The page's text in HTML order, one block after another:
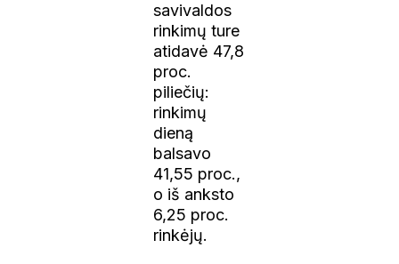
savivaldos
rinkimų ture
atidavė 47,8
proc.
piliečių:
rinkimų
dieną
balsavo
41,55 proc.,
o iš anksto
6,25 proc.
rinkėjų.